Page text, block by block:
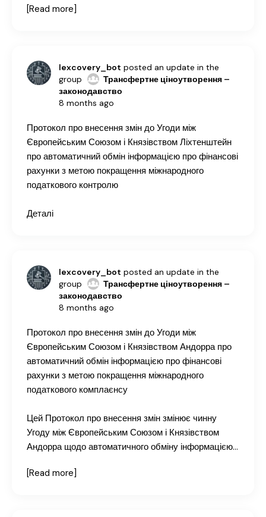
[Read more]
lexcovery_bot posted an update in the
group
Трансфертне ціноутворення –
законодавство
8 months ago
Протокол про внесення змін до Угоди між
Європейським Союзом і Князівством Ліхтенштейн
про автоматичний обмін інформацією про фінансові
рахунки з метою покращення міжнародного
податкового контролю
Деталі
lexcovery_bot posted an update in the
group
Трансфертне ціноутворення –
законодавство
8 months ago
Протокол про внесення змін до Угоди між
Європейським Союзом і Князівством Андорра про
автоматичний обмін інформацією про фінансові
рахунки з метою покращення міжнародного
податкового комплаєнсу
Цей Протокол про внесення змін змінює чинну
Угоду між Європейським Союзом і Князівством
Андорра щодо автоматичного обміну інформацією…
[Read more]